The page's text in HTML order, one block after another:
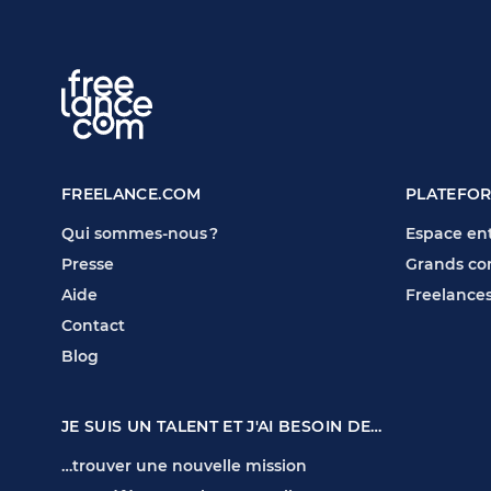
FREELANCE.COM
Qui sommes-nous ?
Presse
Aide
Contact
Blog
Espace
Grands
JE SUIS UN TALENT ET J'AI BESOIN DE…
…trouver une nouvelle mission